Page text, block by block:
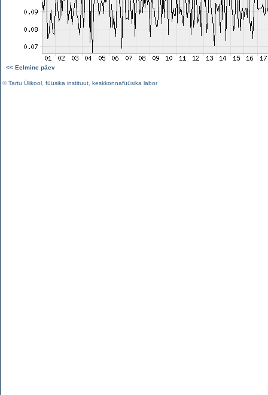
<< Eelmine päev
©Tartu Ülikool füüsika instituut keskkonnafüüsika labor